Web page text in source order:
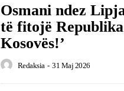
Osmani ndez
të fitojë
Kosovës!’
Redaksia - 31 Maj 2026